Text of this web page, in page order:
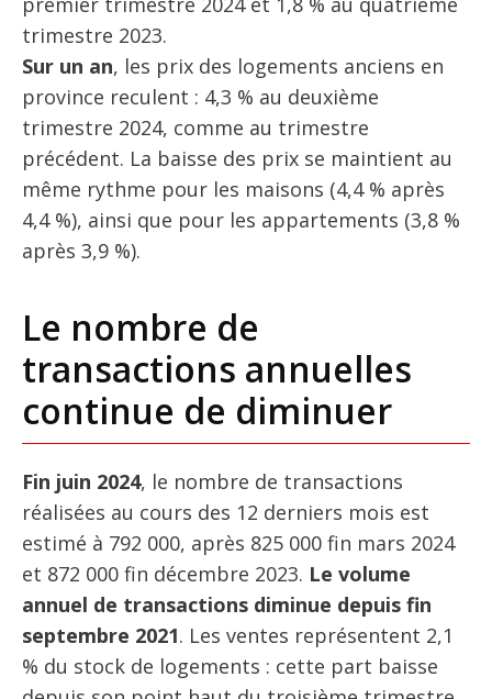
trimestre 2023.
Sur un an, les prix des logements anciens en
province reculent : 4,3 % au deuxième
trimestre 2024, comme au trimestre
précédent. La baisse des prix se maintient au
même rythme pour les maisons (4,4 % après
4,4 %), ainsi que pour les appartements (3,8 %
après 3,9 %).
Le nombre de
transactions annuelles
continue de diminuer
Fin juin 2024, le nombre de transactions
réalisées au cours des 12 derniers mois est
estimé à 792 000, après 825 000 fin mars 2024
et 872 000 fin décembre 2023. Le volume
annuel de transactions diminue depuis fin
septembre 2021. Les ventes représentent 2,1
% du stock de logements : cette part baisse